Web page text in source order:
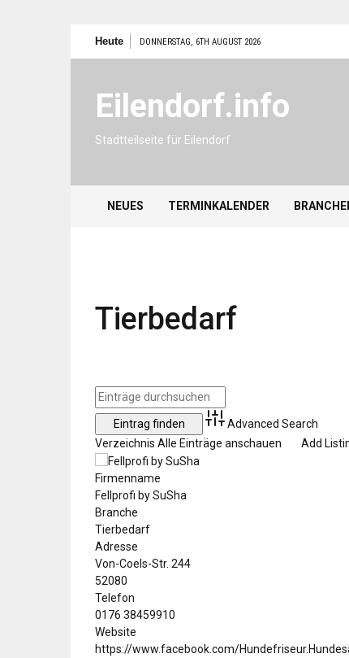
Inhalt
Heute DONNERSTAG, 6TH AUGUST 2026
Eilendorf.info
Stadtteilseite für Eilendorf
NEUES TERMINKALENDER
Tierbedarf
Advanced Search
Verzeichnis Alle Einträge anschauen Add
Firmenname
Fellprofi by SuSha
Branche
Tierbedarf
Adresse
Von-Coels-Str. 244
52080
Telefon
0176 38459910
Website
https://www.facebook.com/